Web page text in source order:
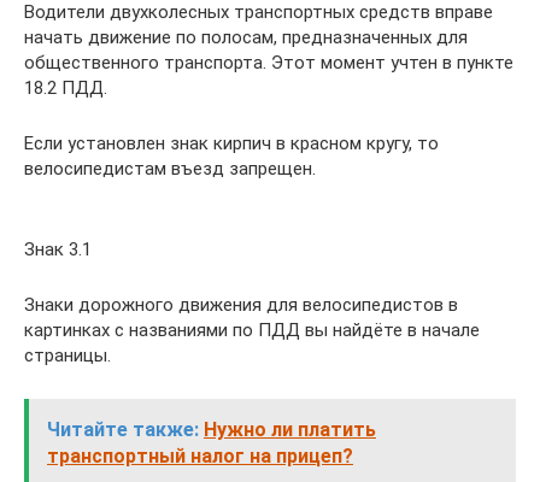
Водители двухколесных транспортных средств вправе
начать движение по полосам, предназначенных для
общественного транспорта. Этот момент учтен в пункте
18.2 ПДД.
Если установлен знак кирпич в красном кругу, то
велосипедистам въезд запрещен.
Знак 3.1
Знаки дорожного движения для велосипедистов в
картинках с названиями по ПДД вы найдёте в начале
страницы.
Читайте также: Нужно ли платить
транспортный налог на прицеп?